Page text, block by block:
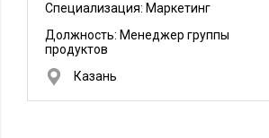
Специализация: Маркетинг
Должность: Менеджер группы
продуктов
Казань